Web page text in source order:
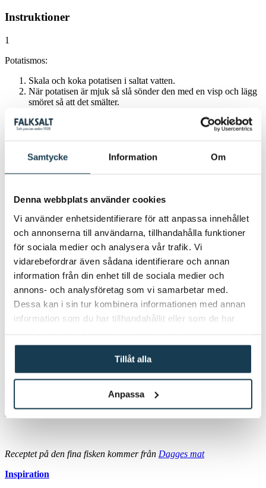
Samtycke Information Om
Denna webbplats använder cookies
Vi använder enhetsidentifierare för att anpassa innehållet
och annonserna till användarna, tillhandahålla funktioner
för sociala medier och analysera vår trafik. Vi
vidarebefordrar även sådana identifierare och annan
information från din enhet till de sociala medier och
annons- och analysföretag som vi samarbetar med.
Dessa kan i sin tur kombinera informationen med annan
information som du har tillhandahållit eller som de har
Tillåt alla
Anpassa
Instruktioner
1
Potatismos:
Skala och koka potatisen i saltat vatten.
När potatisen är mjuk så slå sönder den med en visp och lägg
smöret så att det smälter.
Lås svalna och sedan lägg i spritspåsen.
Förbered laxen:
Sätt ugnen på 200°C.
Gör såsen:
Smält smöret i en kastrull.
Vispa ner mjölet och låt det fräsa 30 sekunder.
Tillsätt fiskbuljong och grädde under vispning.
Smaka av med dijonsenap, citron, dill, örtsaltet
Baka gratängen:
Topping:
Ta ut formen och toppa medskalade räkor
citronskivor innan servering (räkorna ska inte in i ugnen – då blir de
sega).
Receptet på den fina fisken kommer från Dagges mat
Inspiration